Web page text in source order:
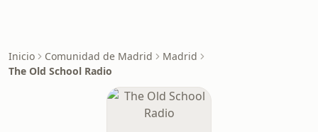
Inicio Comunidad de Madrid
Madrid
The Old School Radio